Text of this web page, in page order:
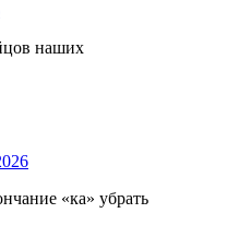
наших
«ка» убрать